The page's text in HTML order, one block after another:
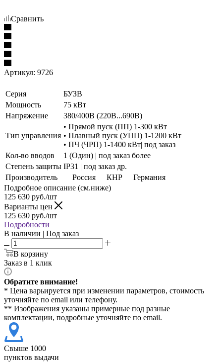
Сравнить
Артикул: 9726
Серия
БУЗВ
Мощность
75 кВт
Напряжение
380/400В (220В...690В)
Тип управления
• Прямой пуск (ПП) 1-300 кВт
• Плавный пуск (УПП) 1-1200 кВт
• ПЧ (ЧРП) 1-1400 кВт| под заказ
Кол-во вводов
1 (Один) | под заказ более
Степень защиты IP31 | под заказ др.
Производитель
Россия КНР
Германия
Подробное описание (см.ниже)
125 630 руб./шт
Варианты цен
125 630 руб./шт
Подробности
В наличии | Под заказ
В корзину
Заказ в 1 клик
Обратите внимание!
* Цена варьируется при изменении параметров, стоимость
уточняйте по email или телефону.
** Изображения указаны примерные под разные
комплектации, подробные уточняйте по email.
Свыше 1000
пунктов выдачи